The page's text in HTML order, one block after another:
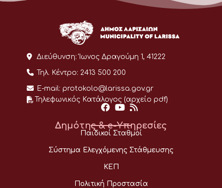
Διεύθυνση: Ίωνος Δραγούμη 1, 41222
Τηλ. Κέντρο: 2413 500 200
E-mail: protokolo@larissa.gov.gr
Τηλεφωνικός Κατάλογος (αρχείο pdf)
Δημότης & e-Υπηρεσίες
Παιδικοί Σταθμοί
Σύστημα Ελεγχόμενης Στάθμευσης
ΚΕΠ
Πολιτική Προστασία